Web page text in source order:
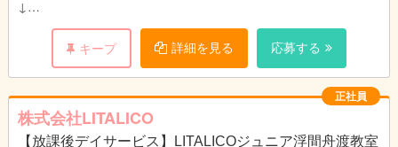
↓
個別支援計画に沿って指導の準備をします。
プリントやカードの他、おもちゃやタブレットを使うことも。
↓
個別支援計画の作成
お子さまひとり一人に6か月間の個別支援計画を作成していま
す。
キープ 詳細を見る 応募する
正社員
株式会社LITALICO
【放課後デイサービス】LITALICOジュニア浮間舟渡教室